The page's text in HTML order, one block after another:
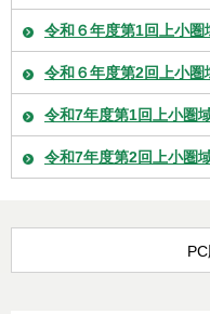
令和６年度第1回上小
令和６年度第2回上小
令和7年度第1回上小圏
令和7年度第2回上小圏